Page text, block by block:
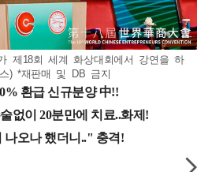
제18회 세계 화상대회에서 강연을 하
) *재판매 및 DB 금지